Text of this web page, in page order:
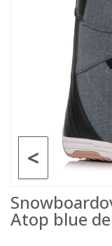
<
Atop blue